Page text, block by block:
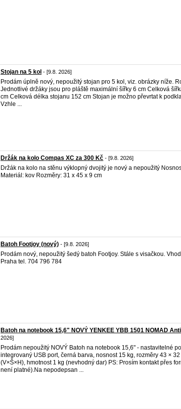
Stojan na 5 kol - [9.8. 2026]
Prodám úplně nový, nepoužitý stojan pro 5 kol, viz. obrázky níže.
Jednotlivé držáky jsou pro pláště maximální šířky 6 cm Celková
cm Celková délka stojanu 152 cm Stojan je možno převrtat k
Vzhle ...
Držák na kolo Compas XC za 300 Kč - [9.8. 2026]
Držák na kolo na stěnu výklopný dvojitý je nový a nepoužitý
Materiál: kov Rozměry: 31 x 45 x 9 cm
Batoh Footjoy (nový) - [9.8. 2026]
Prodám nový, nepoužitý šedý batoh Footjoy. Stále s visačkou.
Praha tel. 704 796 784
Batoh na notebook 15,6" NOVÝ YENKEE YBB 1501 NOMAD
2026]
Prodám nepoužitý NOVÝ Batoh na notebook 15,6" - nastavitelné
integrovaný USB port, černá barva, nosnost 15 kg, rozměry 43 ×
(V×Š×H), hmotnost 1 kg (nevhodný dar) PS: Prosím kontakt přes
není platné).Na nepodepsan ...